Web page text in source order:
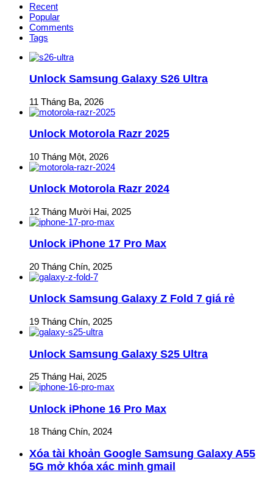
Recent
Popular
Comments
Tags
Unlock Samsung Galaxy S26 Ultra
11 Tháng Ba, 2026
Unlock Motorola Razr 2025
10 Tháng Một, 2026
Unlock Motorola Razr 2024
12 Tháng Mười Hai, 2025
Unlock iPhone 17 Pro Max
20 Tháng Chín, 2025
Unlock Samsung Galaxy Z Fold 7 giá rẻ
19 Tháng Chín, 2025
Unlock Samsung Galaxy S25 Ultra
25 Tháng Hai, 2025
Unlock iPhone 16 Pro Max
18 Tháng Chín, 2024
Xóa tài khoản Google Samsung Galaxy A55
5G mở khóa xác minh gmail